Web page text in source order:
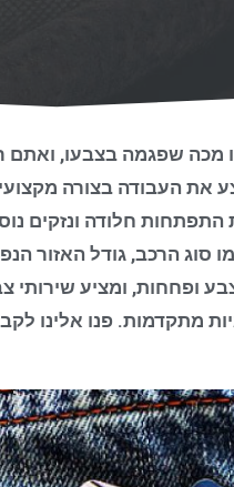
שפגמה בצבעו, ואתם
את העבודה בצורה
התפתחות חלודה ונזקים
סוג הרכב, גודל
ופחחות, ומציע
מתקדמות. פנו